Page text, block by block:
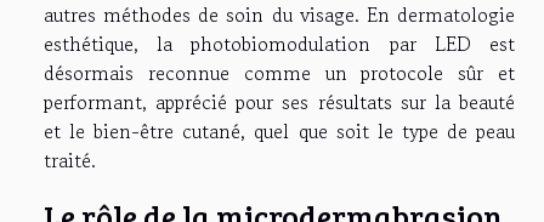
autres méthodes de soin du visage. En dermatologie
esthétique, la photobiomodulation par LED est
désormais reconnue comme un protocole sûr et
performant, apprécié pour ses résultats sur la beauté
et le bien-être cutané, quel que soit le type de peau
traité.